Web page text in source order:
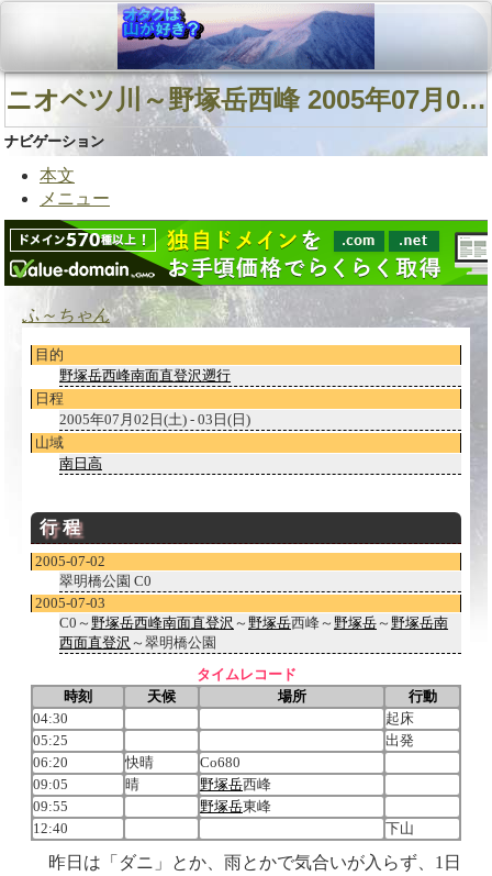
ニオベツ川～野塚岳西峰 2005年07月02日(土)
ナビゲーション
本文
メニュー
ふ～ちゃん
目的
野塚岳西峰南面直登沢遡行
日程
2005年07月02日(土) - 03日(日)
山域
南日高
行程
2005-07-02
翠明橋公園 C0
2005-07-03
C0～ 野塚岳西峰南面直登沢 ～ 野塚岳西峰～ 野塚岳～ 野塚岳南
西面直登沢 ～翠明橋公園
タイムレコード
時刻
天候 場所
行動
04:30
起床
05:25
出発
06:20
快晴
Co680
09:05
晴 野塚岳西峰
09:55
野塚岳東峰
12:40
下山
昨日は「ダニ」とか、雨とかで気合いが入らず、1日